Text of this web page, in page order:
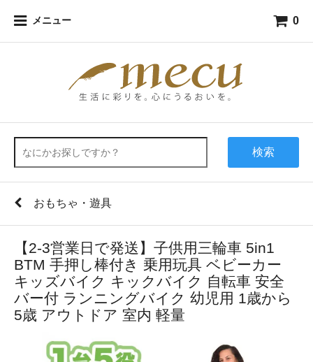
メニュー 0
検索
おもちゃ・遊具
【2-3営業日で発送】子供用三輪車 5in1
BTM 手押し棒付き 乗用玩具 ベビーカー
キッズバイク キックバイク 自転車 安全
バー付 ランニングバイク 幼児用 1歳から
5歳 アウトドア 室内 軽量